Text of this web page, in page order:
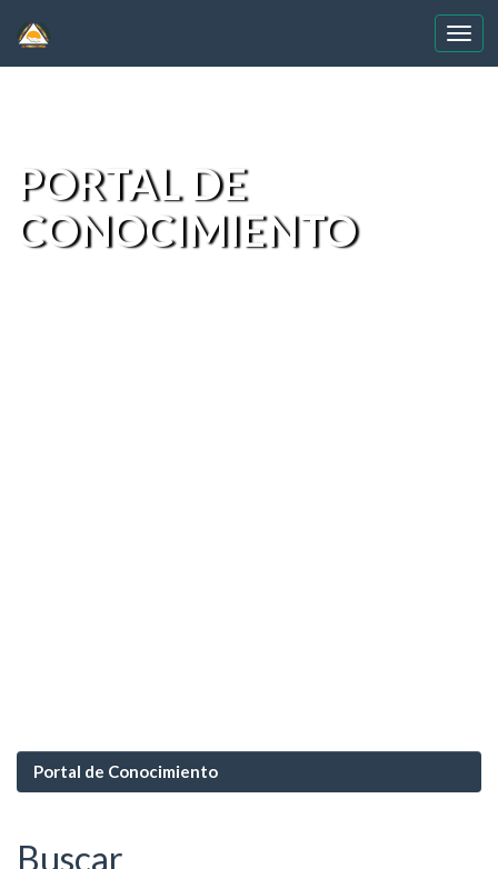
PORTAL DE
CONOCIMIENTO
Portal de Conocimiento
Buscar